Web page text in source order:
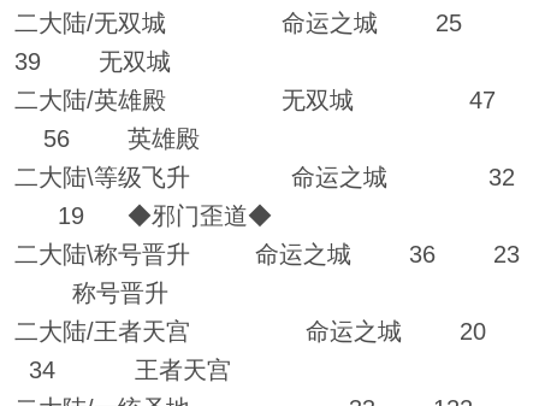
二大陆/无双城 命运之城 25
39 无双城
二大陆/英雄殿 无双城 47
56 英雄殿
二大陆\等级飞升 命运之城 32
19 ◆邪门歪道◆
二大陆\称号晋升 命运之城 36 23
称号晋升
二大陆/王者天宫 命运之城 20
34 王者天宫